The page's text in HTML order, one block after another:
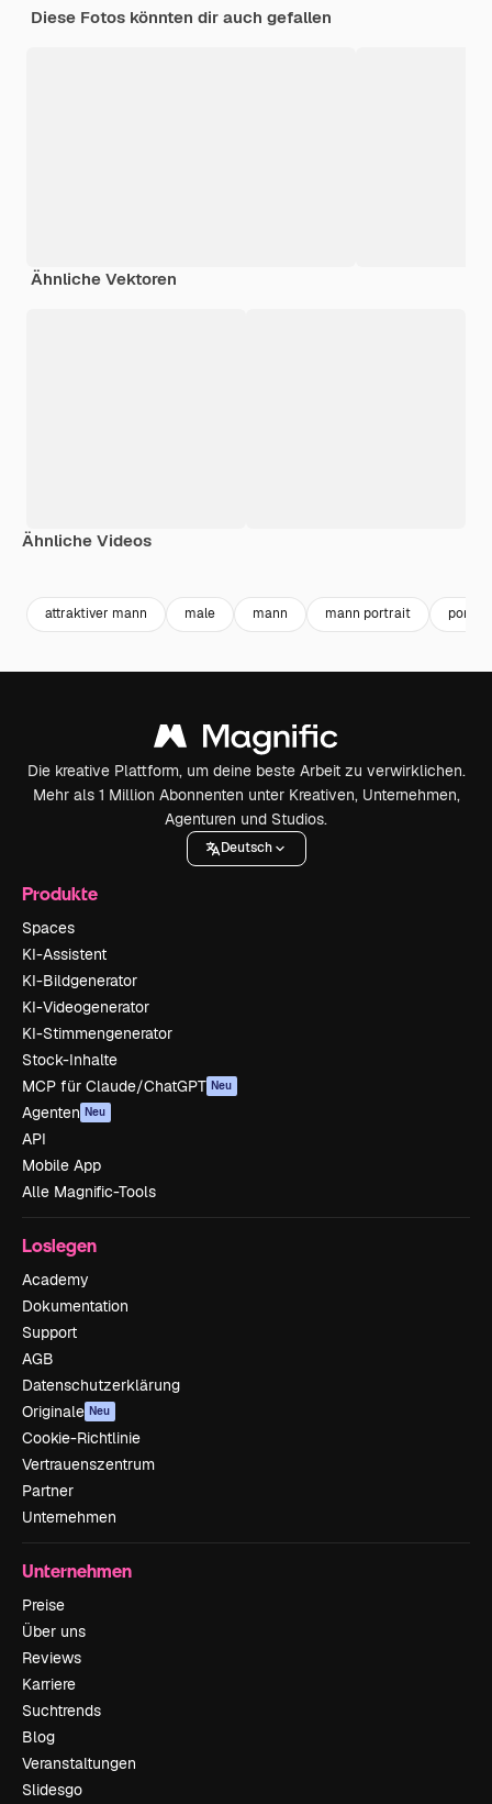
Diese Fotos könnten dir auch gefallen
Ähnliche Vektoren
Ähnliche Videos
attraktiver mann male mann mann portrait porträt
Die kreative Plattform, um deine beste Arbeit zu verwirklichen.
Mehr als 1 Million Abonnenten unter Kreativen, Unternehmen,
Agenturen und Studios.
Deutsch
Produkte
Spaces
KI-Assistent
KI-Bildgenerator
KI-Videogenerator
KI-Stimmengenerator
Stock-Inhalte
MCP für Claude/ChatGPT Neu
Agenten Neu
API
Mobile App
Alle Magnific-Tools
Loslegen
Academy
Dokumentation
Support
AGB
Datenschutzerklärung
Originale Neu
Cookie-Richtlinie
Vertrauenszentrum
Partner
Unternehmen
Unternehmen
Preise
Über uns
Reviews
Karriere
Suchtrends
Blog
Veranstaltungen
Slidesgo